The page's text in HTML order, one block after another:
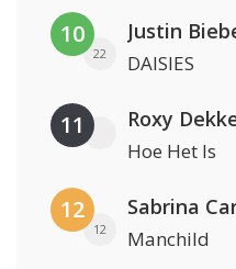
10
22
Justin
DAISIES
11 Roxy
Hoe Het Is
12
12
Sabrina
Manchild